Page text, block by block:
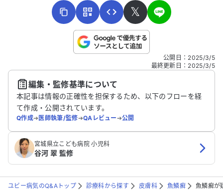
こちらは送信専用のフォームです。氏名やご自身の病気の詳細な
送信する
𝕏
公開日 ： 2025/3/5
最終更新日 ： 2025/3/5
編集・監修基準について
本記事は情報の正確性を担保するため、以下のフローを経
て作成・公開されています。
Q作成➔医師執筆/監修➔QAレビュー➔公開
宮城県立こども病院 小児科
谷河 翠 監修
ユビー病気のQ&Aトップ 診療科から探す 皮膚科 魚鱗癬 魚鱗癬が